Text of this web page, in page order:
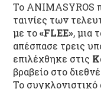
Το ANIMASYROS
ταινίες των
με το«FLEE», μια
απέσπασε τρεις
επιλέχθηκε στις
βραβείο στο
Το